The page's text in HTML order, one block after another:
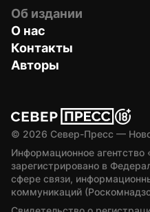
Об издании
О нас
Контакты
Авторы
© 2026 Север-Пресс —
Информационное агентство
зарегистрировано в
сфере связи,
коммуникаций